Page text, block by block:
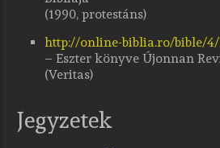
(1990, protestáns)
http://online-biblia.ro/bible/4/
– Eszter könyve Újonnan
(Veritas)
Jegyzetek